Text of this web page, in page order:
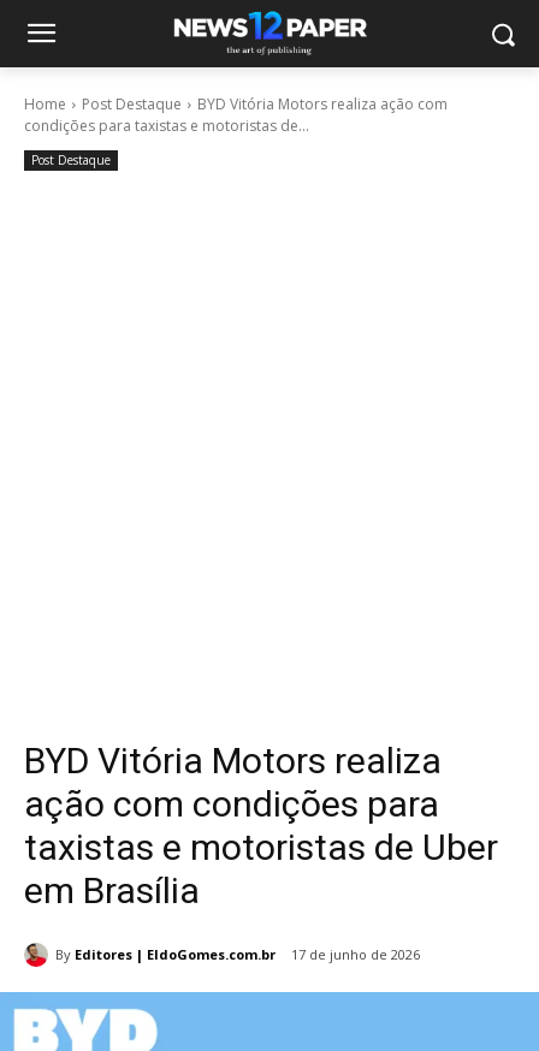
Home Post Destaque
BYD Vitória Motors realiza ação com
condições para taxistas e motoristas de...
Post Destaque
BYD Vitória Motors realiza
ação com condições para
taxistas e motoristas de Uber
em Brasília
By Editores | EldoGomes.com.br 17 de junho de 2026